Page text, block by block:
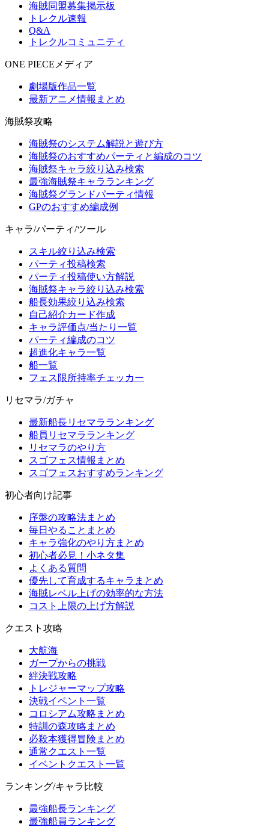
海賊同盟募集掲示板
トレクル速報
Q&A
トレクルコミュニティ
ONE PIECEメディア
劇場版作品一覧
最新アニメ情報まとめ
海賊祭攻略
海賊祭のシステム解説と遊び方
海賊祭のおすすめパーティと編成のコツ
海賊祭キャラ絞り込み検索
最強海賊祭キャラランキング
海賊祭グランドパーティ情報
GPのおすすめ編成例
キャラ/パーティ/ツール
スキル絞り込み検索
パーティ投稿検索
パーティ投稿使い方解説
海賊祭キャラ絞り込み検索
船長効果絞り込み検索
自己紹介カード作成
キャラ評価点/当たり一覧
パーティ編成のコツ
超進化キャラ一覧
船一覧
フェス限所持率チェッカー
リセマラ/ガチャ
最新船長リセマラランキング
船員リセマラランキング
リセマラのやり方
スゴフェス情報まとめ
スゴフェスおすすめランキング
初心者向け記事
序盤の攻略法まとめ
毎日やることまとめ
キャラ強化のやり方まとめ
初心者必見！小ネタ集
よくある質問
優先して育成するキャラまとめ
海賊レベル上げの効率的な方法
コスト上限の上げ方解説
クエスト攻略
大航海
ガープからの挑戦
絆決戦攻略
トレジャーマップ攻略
決戦イベント一覧
コロシアム攻略まとめ
特訓の森攻略まとめ
必殺本獲得冒険まとめ
通常クエスト一覧
イベントクエスト一覧
ランキング/キャラ比較
最強船長ランキング
最強船員ランキング